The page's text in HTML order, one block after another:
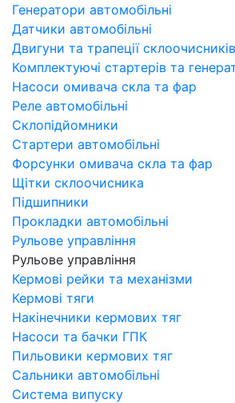
Генератори автомобільні
Датчики автомобільні
Двигуни та трапеції склоочисників
Комплектуючі стартерів та
Насоси омивача скла та фар
Реле автомобільні
Склопідйомники
Стартери автомобільні
Форсунки омивача скла та фар
Щітки склоочисника
Підшипники
Прокладки автомобільні
Рульове управління
Рульове управління
Кермові рейки та механізми
Кермові тяги
Накінечники кермових тяг
Насоси та бачки ГПК
Пильовики кермових тяг
Сальники автомобільні
Система випуску